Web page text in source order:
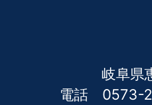
岐阜県
電話 0573-